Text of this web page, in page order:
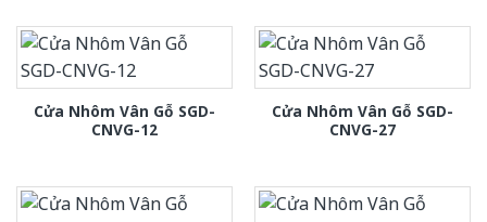
Cửa Nhôm Vân Gỗ SGD-
CNVG-12
Cửa Nhôm Vân Gỗ SGD-
CNVG-27